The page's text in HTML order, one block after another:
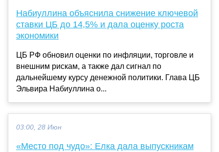
Набиуллина объяснила снижение ключевой
ставки ЦБ до 14,5% и дала оценку роста
экономики
ЦБ РФ обновил оценки по инфляции, торговле и
внешним рискам, а также дал сигнал по
дальнейшему курсу денежной политики. Глава ЦБ
Эльвира Набиуллина о...
03:00, 28 Июн
«Место под чудо»: Елка дала выпускникам